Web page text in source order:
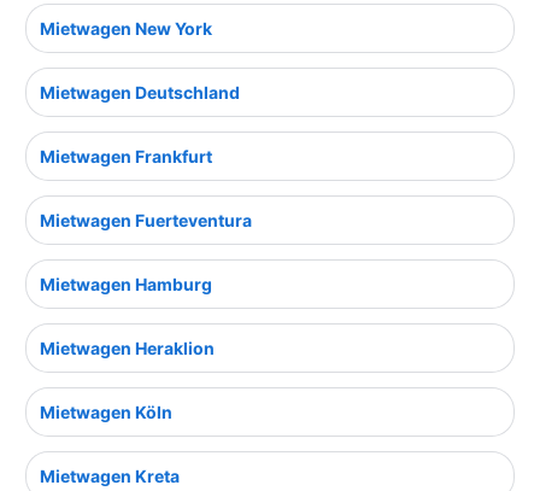
Mietwagen New York
Mietwagen Deutschland
Mietwagen Frankfurt
Mietwagen Fuerteventura
Mietwagen Hamburg
Mietwagen Heraklion
Mietwagen Köln
Mietwagen Kreta